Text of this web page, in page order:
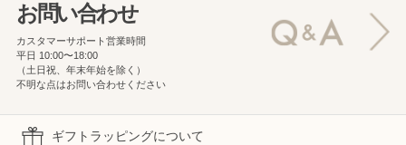
お問い合わせ
カスタマーサポート営業時間
平日 10:00〜18:00
（土日祝、年末年始を除く）
不明な点はお問い合わせください
ギフトラッピングについて